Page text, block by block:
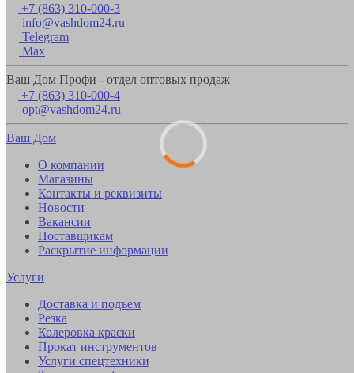
+7 (863) 310-000-3
info@vashdom24.ru
Telegram
Max
Ваш Дом Профи - отдел оптовых продаж
+7 (863) 310-000-4
opt@vashdom24.ru
Ваш Дом
О компании
Магазины
Контакты и реквизиты
Новости
Вакансии
Поставщикам
Раскрытие информации
Услуги
Доставка и подъем
Резка
Колеровка краски
Прокат инструментов
Услуги спецтехники